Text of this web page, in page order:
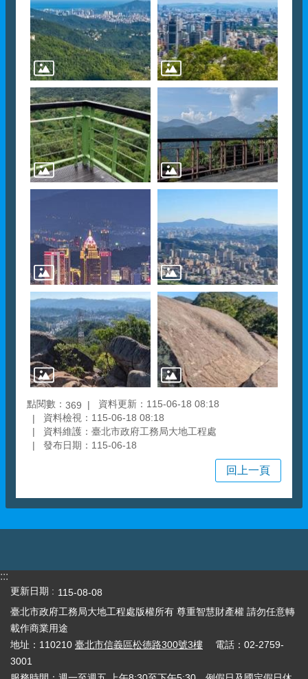
點閱數： 369
資料更新：115-06-18 08:18
資料檢視：115-06-18 08:18
資料維護：臺北市政府工務局大地工程處
發布日期：115-06-18
回上一頁
:::
更新日期
115-08-08
臺北市政府工務局大地工程處版權所有 尊重智慧財產權 請勿任意轉
載作商業用途
地址：110210 臺北市信義區松德路300號3樓 電話：02-2759-
3001